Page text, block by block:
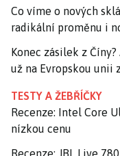
Co víme o nových
radikální proměnu i
Konec zásilek z
už na Evropskou unii
TESTY A ŽEBŘÍČKY
Recenze: Intel Core
nízkou cenu
Recenze: JBL Live